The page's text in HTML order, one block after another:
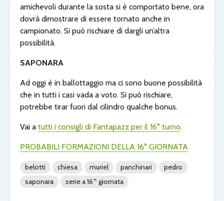
amichevoli durante la sosta si è comportato bene, ora
dovrà dimostrare di essere tornato anche in
campionato. Si può rischiare di dargli un’altra
possibilità.
SAPONARA
Ad oggi è in ballottaggio ma ci sono buone possibilità
che in tutti i casi vada a voto. Si può rischiare,
potrebbe tirar fuori dal cilindro qualche bonus.
Vai a tutti i consigli di Fantapazz per il 16° turno.
PROBABILI FORMAZIONI DELLA 16° GIORNATA
belotti chiesa muriel panchinari
pedro
saponara
serie a 16^ giornata